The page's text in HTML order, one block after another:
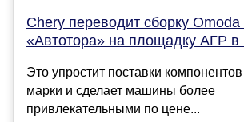
Chery переводит сборку Omoda
«Автотора» на площадку АГР в
Это упростит поставки
марки и сделает машины более
привлекательными по цене...